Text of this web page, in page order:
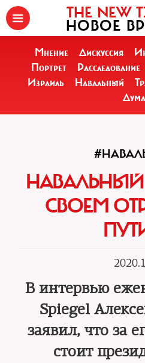
THE NEW
НОВОЕ
Мнение Дискуссия
Портрет
Расследование
Израиль
Навальный
Дума
СВОЕМ
В интервью
Spiegel
заявил, что за
стоит